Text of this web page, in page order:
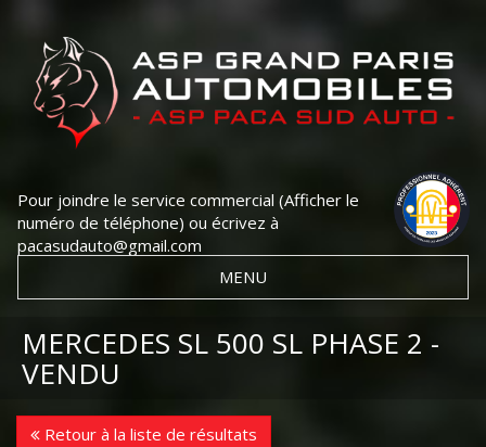
Pour joindre le service commercial (Afficher le
numéro de téléphone) ou écrivez à
pacasudauto@gmail.com
MENU
MERCEDES SL 500 SL PHASE 2 -
VENDU
Retour à la liste de résultats